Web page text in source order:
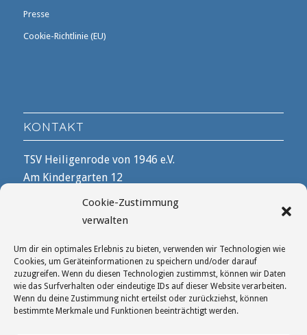
Cookie-Zustimmung
verwalten
Um dir ein optimales Erlebnis zu bieten, verwenden wir Technologien wie
Cookies, um Geräteinformationen zu speichern und/oder darauf
zuzugreifen. Wenn du diesen Technologien zustimmst, können wir Daten
wie das Surfverhalten oder eindeutige IDs auf dieser Website verarbeiten.
Wenn du deine Zustimmung nicht erteilst oder zurückziehst, können
bestimmte Merkmale und Funktionen beeinträchtigt werden.
Presse
Cookie-Richtlinie (EU)
KONTAKT
TSV Heiligenrode von 1946 e.V.
Am Kindergarten 12
Telefon 04206 / 1550
geschaeftsstelle@tsvheiligenrode.de